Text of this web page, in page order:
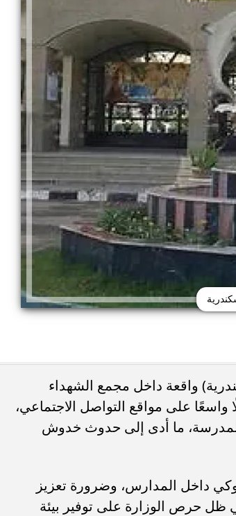
واقعة داخل مجمع الشهداء
واسعًا على مواقع التواصل الاجتماعي،
المدرسة، ما أدى إلى حدوث خدوش
داخل المدارس، وضرورة تعزيز
في ظل حرص الوزارة على توفير بيئة
تظلمات الثانوية العامة 2026.. التعليم: تعديل